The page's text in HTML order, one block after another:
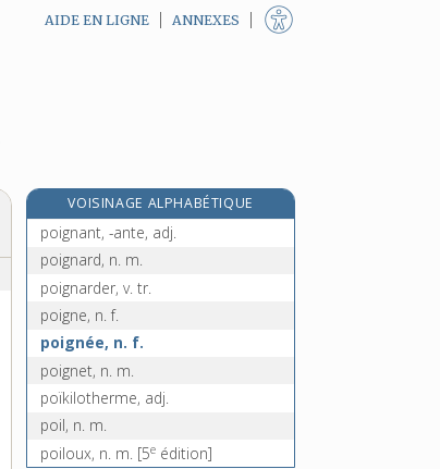
AIDE EN LIGNE ANNEXES
VOISINAGE ALPHABÉTIQUE
poids, n. m.
poignant, -ante, adj.
poignard, n. m.
poignarder, v. tr.
poigne, n. f.
poignée, n. f.
poignet, n. m.
poïkilotherme, adj.
poil, n. m.
poiloux, n. m. [5e édition]